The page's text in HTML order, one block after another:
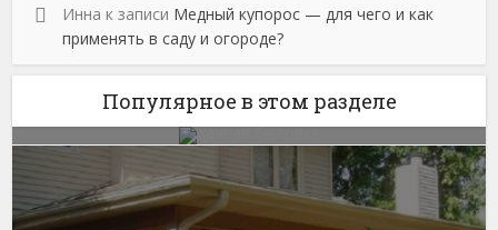
Инна к записи Медный купорос — для чего и как
применять в саду и огороде?
Популярное в этом разделе